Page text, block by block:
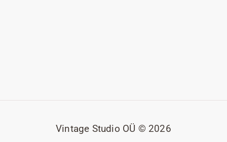
Vintage Studio OÜ © 2026